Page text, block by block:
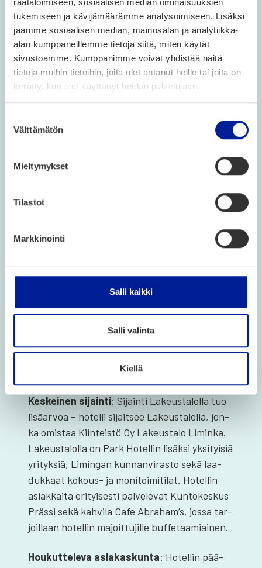
tukemiseen ja kävijämäärämme analysoimiseen. Lisäksi
jaamme sosiaalisen median, mainosalan ja analytiikka-
alan kumppaneillemme tietoja siitä, miten käytät
sivustoamme. Kumppanimme voivat yhdistää näitä
tietoja muihin tietoihin, joita olet antanut heille tai joita on
kerätty, kun olet käyttänyt heidän palvelujaan.
valinta
Välttämätön
Mieltymykset
Tilastot
Markkinointi
Salli kaikki
Salli valinta
Kiellä
Mik­si Park Hotel
toi­mii ilman vas­taan­ot­toa – sisään­käyn­ti sujuu
ovi­koo­deil­la.
Val­miik­si varus­tel­tu: Vuo­den 2018 lopul­la
val­mis­tu­neen hotel­lin vuo­kra sisäl­tää kai­ken
tar­vit­ta­van suju­vaan toi­min­taan. Nykyi­nen
toi­min­ta on aloi­tet­tu vuon­na 2021, jol­loin huo­
sisus­tuk­sen ja kalus­teet. Hotel­li vuo­kra­taan
Kes­kei­nen sijain­ti: Sijain­ti Lakeus­ta­lol­la tuo
lisä­ar­voa – hotel­li sijait­see Lakeus­ta­lol­la, jon­
ka omis­taa Kiin­teis­tö Oy Lakeus­ta­lo Limin­ka.
Lakeus­ta­lol­la on Park Hotel­lin lisäk­si yksi­tyi­siä
yri­tyk­siä, Limin­gan kun­nan­vi­ras­to sekä laa­
duk­kaat kokous- ja moni­toi­mi­ti­lat. Hotel­lin
asiak­kai­ta eri­tyi­ses­ti pal­ve­le­vat Kun­to­kes­kus
Präs­si sekä kah­vi­la Cafe Abraham’s, jos­sa tar­
joil­laan hotel­lin majoit­tu­jil­le buf­fe­taa­miai­nen.
Hou­kut­te­le­va asia­kas­kun­ta: Hotel­lin pää­